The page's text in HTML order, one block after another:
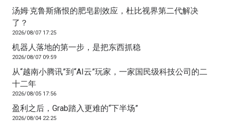
汤姆·克鲁斯痛恨的肥皂剧效应，杜比视界第二代解决
了？
2026/08/07 17:25
机器人落地的第一步，是把东西抓稳
2026/08/07 09:59
从“越南小腾讯”到“AI云”玩家，一家国民级科技公司的二
十二年
2026/08/05 17:56
盈利之后，Grab踏入更难的“下半场”
2026/08/04 22:25